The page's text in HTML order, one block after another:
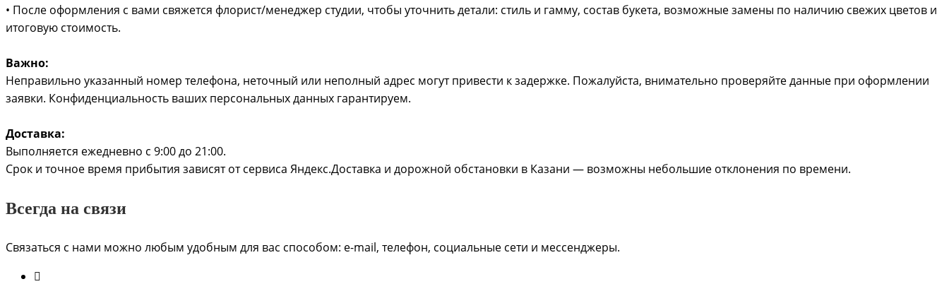
• После оформления с вами свяжется флорист/менеджер студии, чтобы уточнить детали: стиль и гамму, состав букета, возможные замены по наличию свежих цветов и
итоговую стоимость.
Важно:
Неправильно указанный номер телефона, неточный или неполный адрес могут привести к задержке. Пожалуйста, внимательно проверяйте данные при оформлении
заявки. Конфиденциальность ваших персональных данных гарантируем.
Доставка:
Выполняется ежедневно с 9:00 до 21:00.
Срок и точное время прибытия зависят от сервиса Яндекс.Доставка и дорожной обстановки в Казани — возможны небольшие отклонения по времени.
Всегда на связи
Связаться с нами можно любым удобным для вас способом: e-mail, телефон, социальные сети и мессенджеры.